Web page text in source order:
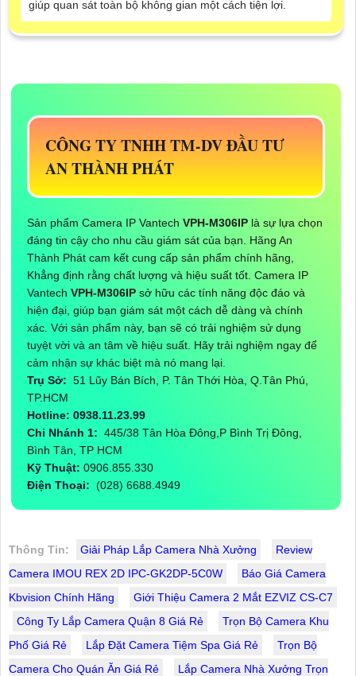
giúp quan sát toàn bộ không gian một cách tiện lợi.
CÔNG TY TNHH TM-DV ĐẦU TƯ
AN THÀNH PHÁT
Sản phẩm Camera IP Vantech VPH-M306IP là sự lựa chọn
đáng tin cậy cho nhu cầu giám sát của bạn. Hãng An
Thành Phát cam kết cung cấp sản phẩm chính hãng,
Khẳng định rằng chất lượng và hiệu suất tốt. Camera IP
Vantech VPH-M306IP sở hữu các tính năng độc đáo và
hiện đại, giúp bạn giám sát một cách dễ dàng và chính
xác. Với sản phẩm này, bạn sẽ có trải nghiệm sử dụng
tuyệt vời và an tâm về hiệu suất. Hãy trải nghiệm ngay để
cảm nhận sự khác biệt mà nó mang lại.
Trụ Sở: 51 Lũy Bán Bích, P. Tân Thới Hòa, Q.Tân Phú,
TP.HCM
Hotline: 0938.11.23.99
Chi Nhánh 1: 445/38 Tân Hòa Đông,P Bình Trị Đông,
Bình Tân, TP HCM
Kỹ Thuật: 0906.855.330
Điện Thoại: (028) 6688.4949
Thông Tin: Giải Pháp Lắp Camera Nhà Xưởng
Review
Camera IMOU REX 2D IPC-GK2DP-5C0W
Báo Giá Camera
Kbvision Chính Hãng
Giới Thiệu Camera 2 Mắt EZVIZ CS-C7
Công Ty Lắp Camera Quận 8 Giá Rẻ
Trọn Bộ Camera Khu
Phố Giá Rẻ
Lắp Đặt Camera Tiệm Spa Giá Rẻ
Trọn Bộ
Camera Cho Quán Ăn Giá Rẻ
Lắp Camera Nhà Xưởng Trọn